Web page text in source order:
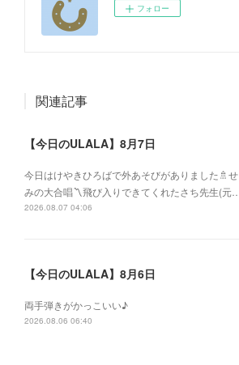
フォロー
関連記事
【今日のULALA】8月7日
今日はけやきひろばで外あそびがありました🚿せ
みの大合唱〽飛び入りできてくれたさち先生(元…
2026.08.07 04:06
【今日のULALA】8月6日
両手弾きがかっこいい♪
2026.08.06 06:40